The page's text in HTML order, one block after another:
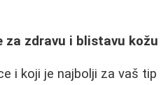
zdravu i blistavu kožu
i koji je najbolji za vaš tip